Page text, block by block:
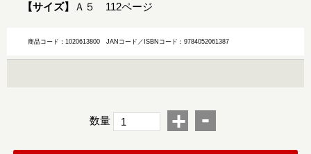
【サイズ】 Ａ５ 112ページ
商品コード：1020613800JANコード／ISBNコード：9784052061387
数量 + -